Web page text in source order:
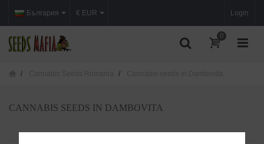
България Login
€ EUR
0
CANNABIS SEEDS IN DAMBOVITA